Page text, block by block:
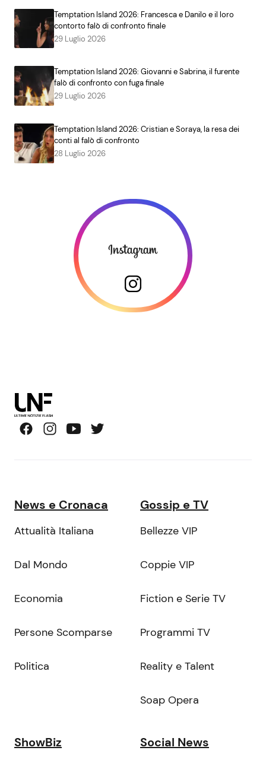
Temptation Island 2026: Francesca e Danilo e il loro
contorto falò di confronto finale
29 Luglio 2026
Temptation Island 2026: Giovanni e Sabrina, il furente
falò di confronto con fuga finale
29 Luglio 2026
Temptation Island 2026: Cristian e Soraya, la resa dei
conti al falò di confronto
28 Luglio 2026
News e Cronaca
Attualità Italiana
Dal Mondo
Economia
Persone Scomparse
Politica
Gossip e TV
Bellezze VIP
Coppie VIP
Fiction e Serie TV
Programmi TV
Reality e Talent
Soap Opera
ShowBiz Social News